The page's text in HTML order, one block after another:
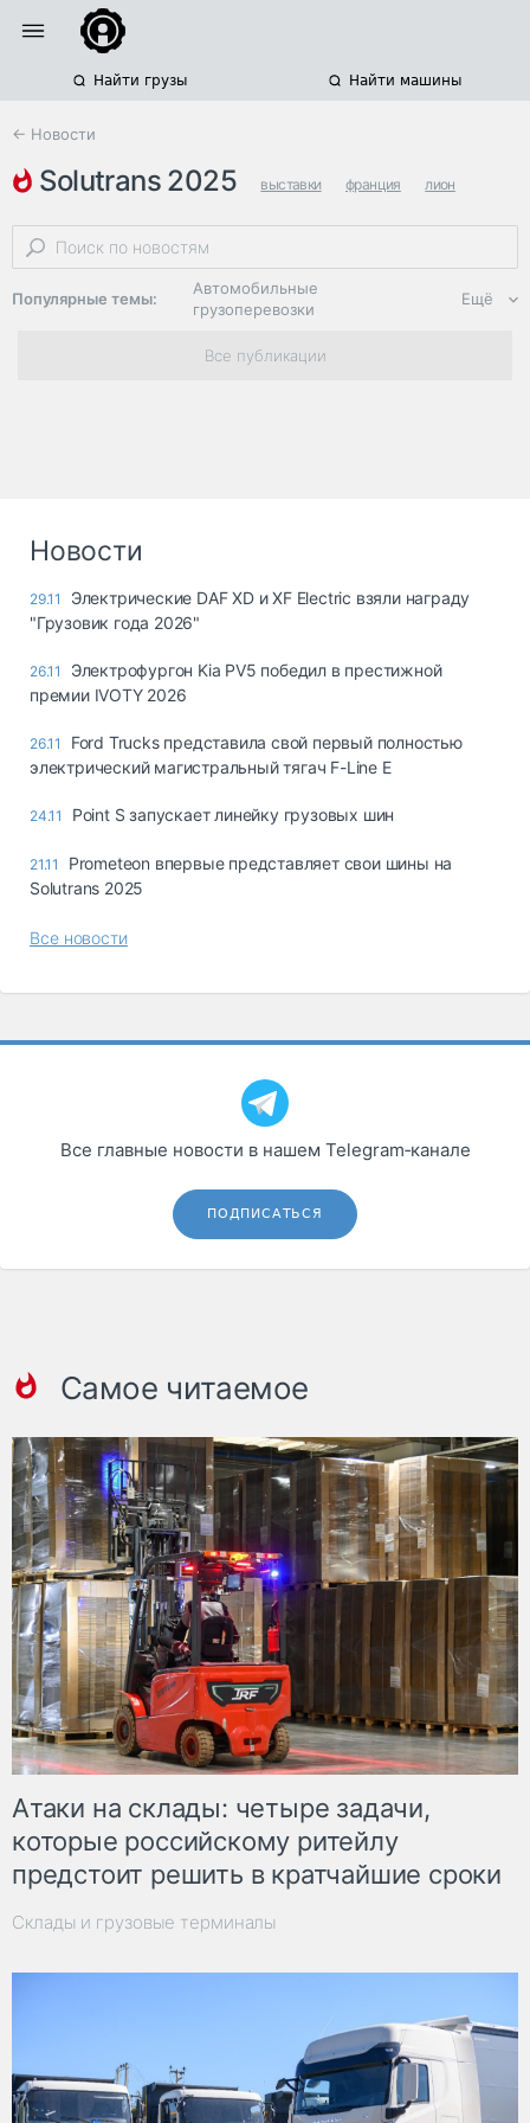
Найти грузы Найти машины
← Новости
solutrans 2025 выставки франция лион
Популярные темы:
Автомобильные
грузоперевозки
Региональная
логистика
опасные грузы
страхование
Склады и
грузовые
Коммерческий
Топливо, масла и
Ещё
Все публикации
Новости
29.11
Электрические DAF XD и XF Electric взяли награду
"Грузовик года 2026"
26.11
Электрофургон Kia PV5 победил в престижной
премии IVOTY 2026
26.11
Ford Trucks представила свой первый полностью
электрический магистральный тягач F-Line E
24.11 Point S запускает линейку грузовых шин
21.11
Prometeon впервые представляет свои шины на
Solutrans 2025
Все новости
Все главные новости в нашем Telegram‑канале
ПОДПИСАТЬСЯ
Самое читаемое
Атаки на склады: четыре задачи,
которые российскому ритейлу
предстоит решить в кратчайшие сроки
Склады и грузовые терминалы